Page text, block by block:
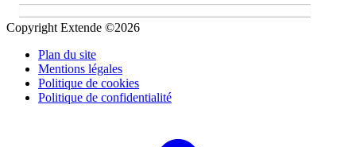
Copyright Extende ©2026
Plan du site
Mentions légales
Politique de cookies
Politique de confidentialité